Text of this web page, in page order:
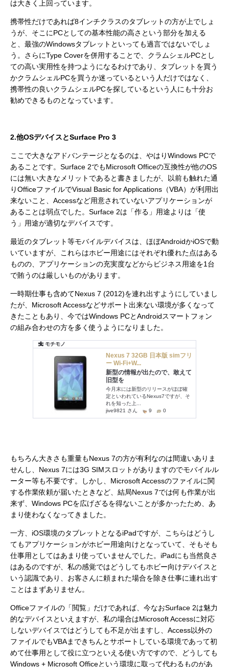
は大きく上回っています。
携帯性だけであれば8インチクラスのタブレットの方が上でしょ
うが、そこにPCとしての基本性能の高さという部分を加える
と、最強のWindowsタブレットといっても過言ではないでしょ
う。さらにType Coverを併用することで、クラムシェルPCとし
ての高い実用性を持つようになるわけであり、タブレットを買う
かクラムシェルPCを買うか迷っているという人だけではなく、
携帯性の良いクラムシェルPCを探しているという人にも十分お
勧めできるものとなっています。
2.他OSデバイスとSurface Pro 3
ここで大きなアドバンテージとなるのは、やはりWindows PCで
あることです。Surface 2でもMicrosoft Officeの互換性が他のOS
には無い大きなメリットであると書きましたが、以前も触れた通
りOfficeファイルでVisual Basic for Applications（VBA）が利用出
来ないこと、Accessなど用意されていないアプリケーションが
あることは弱点でした。Surface 2は「作る」用途よりは「使
う」用途が適切なデバイスです。
最近のタブレット等モバイルデバイスは、ほぼAndroidかiOSで動
いていますが、これらはホビー用途にはそれぞれ優れた点はある
ものの、アプリケーションの充実度などからビジネス用途を1台
で賄うのは厳しいものがあります。
一時期仕事も含めてNexus 7 (2012)を連れ出すようにしていまし
たが、Microsoft Accessなどサポート出来ない環境が多くなって
きたこともあり、今ではWindows PCとAndroidスマートフォン
の組み合わせの方を多く使うようになりました。
もちろん大きさも重量もNexus 7の方が有利なのは間違いありま
せんし、Nexus 7には3G SIMスロットがありますのでモバイルル
ーター等も不要です。しかし、Microsoft Accessのファイルに関
する作業依頼が届いたときなど、結局Nexus 7では何も作業が出
来ず、Windows PCを広げざるを得ないことが多かったため、あ
まり使わなくなってきました。
一方、iOS環境のタブレットとなるiPadですが、こちらはどうし
てもアプリケーションがホビー用途向けとなっていて、そもそも
仕事用としてはあまり使っていませんでした。iPadにも当然良さ
はあるのですが、私の感覚ではどうしてもホビー向けデバイスと
いう認識であり、お客さんに頼まれた場合を除き仕事に連れ出す
ことはまずありません。
Officeファイルの「閲覧」だけであれば、今なおSurface 2は魅力
的なデバイスといえますが、私の場合はMicrosoft Accessに対応
しないデバイスではどうしても不足が出ますし、Access以外の
ファイルでもVBAまできちんとサポートしている環境であって初
めて仕事用として役に立つといえる使い方ですので、どうしても
Windows + Microsoft Officeという環境に取って代わるものがあ